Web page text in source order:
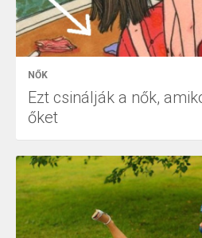
NŐK
Ezt csinálják a nők,
őket